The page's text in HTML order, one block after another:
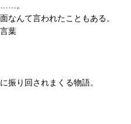
……。
なんて言われたこともある。
葉
振り回されまくる物語。